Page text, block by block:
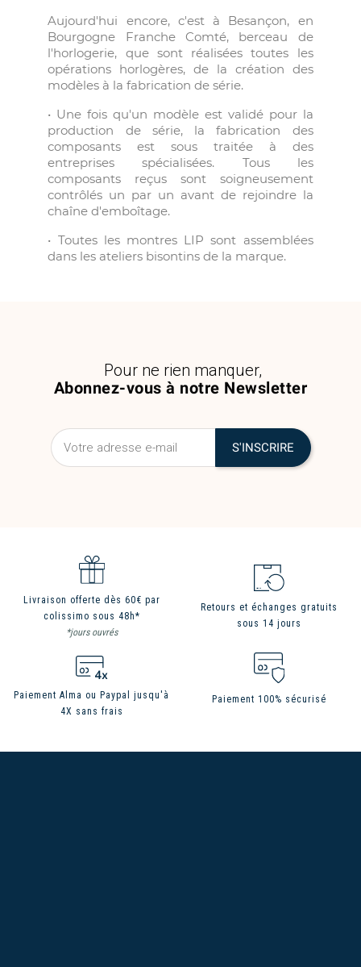
Aujourd'hui encore, c'est à Besançon, en
Bourgogne Franche Comté, berceau de
l'horlogerie, que sont réalisées toutes les
opérations horlogères, de la création des
modèles à la fabrication de série.
• Une fois qu'un modèle est validé pour la
production de série, la fabrication des
composants est sous traitée à des
entreprises spécialisées. Tous les
composants reçus sont soigneusement
contrôlés un par un avant de rejoindre la
chaîne d'emboîtage.
• Toutes les montres LIP sont assemblées
dans les ateliers bisontins de la marque.
Abonnez-vous à notre Newsletter
Pour ne rien manquer,
Livraison offerte dès 60€ par
colissimo sous 48h*
*jours ouvrés
Retours et échanges gratuits
sous 14 jours
Paiement Alma ou Paypal jusqu'à
4X sans frais
Paiement 100% sécurisé